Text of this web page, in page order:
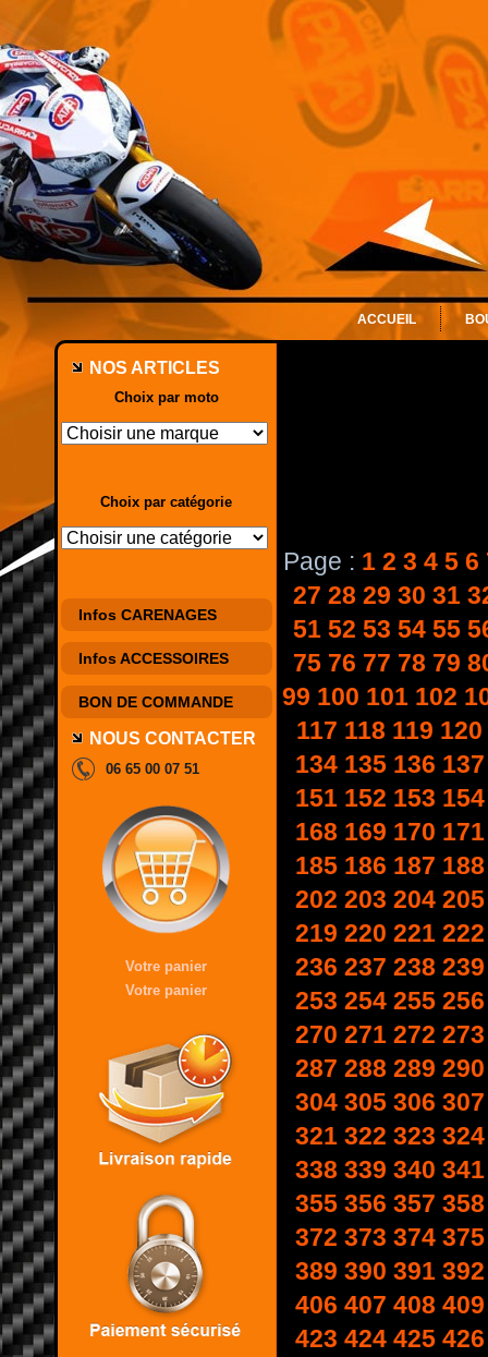
ACCUEIL
NOS ARTICLES
Choix par moto
Choix par catégorie
Infos CARENAGES
Infos ACCESSOIRES
BON DE COMMANDE
NOUS CONTACTER
06 65 00 07 51
Votre panier
Votre panier
Page : 1 2 3 4 5 6
27 28 29 30 31
51 52 53 54 55
75 76 77 78 79
99 100 101 102
117 118 119 120
134 135 136 137
151 152 153 154
168 169 170 171
185 186 187 188
202 203 204 205
219 220 221 222
236 237 238 239
253 254 255 256
270 271 272 273
287 288 289 290
304 305 306 307
321 322 323 324
338 339 340 341
355 356 357 358
372 373 374 375
389 390 391 392
406 407 408 409
423 424 425 426